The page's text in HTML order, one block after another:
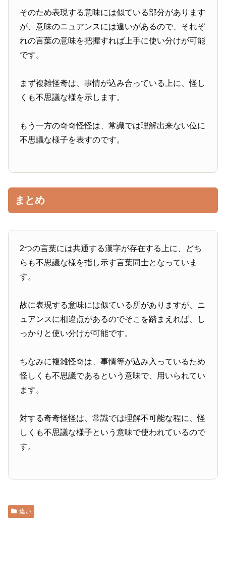
そのため表現する意味には似ている部分があります
が、意味のニュアンスには違いがあるので、それぞ
れの言葉の意味を把握すれば上手に使い分けが可能
です。
まず複雑怪奇は、事情が込み合っている上に、怪し
くも不思議な様を示します。
もう一方の奇奇怪怪は、常識では理解出来ない位に
不思議な様子を表すのです。
まとめ
2つの言葉には共通する漢字が存在する上に、どち
らも不思議な様を指し示す言葉同士となっていま
す。
故に表現する意味には似ている所がありますが、ニ
ュアンスに相違点があるのでそこを踏まえれば、し
っかりと使い分けが可能です。
ちなみに複雑怪奇は、事情等が込み入っているため
怪しくも不思議であるという意味で、用いられてい
ます。
対する奇奇怪怪は、常識では理解不可能な程に、怪
しくも不思議な様子という意味で使われているので
す。
違い